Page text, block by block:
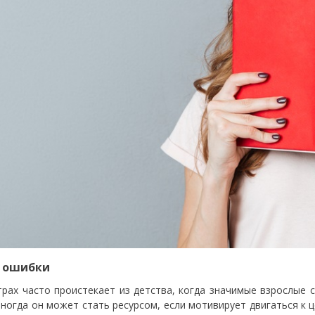
ошибки
часто проистекает из детства, когда значимые взрослые
он может стать ресурсом, если мотивирует двигаться к